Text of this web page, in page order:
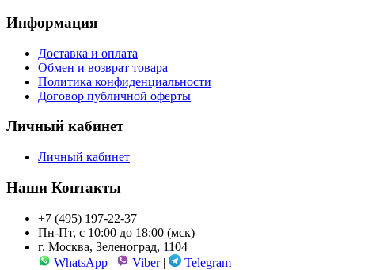
Информация
Доставка и оплата
Обмен и возврат товара
Политика конфиденциальности
Договор публичной оферты
Личный кабинет
Личный кабинет
Наши Контакты
+7 (495) 197-22-37
Пн-Пт, с 10:00 до 18:00 (мск)
г. Москва, Зеленоград, 1104
WhatsApp | Viber| Telegram